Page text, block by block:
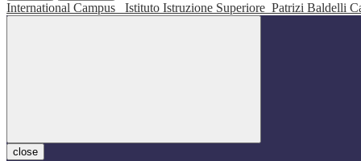
International Campus Istituto Istruzione Superiore Patrizi Baldelli
close